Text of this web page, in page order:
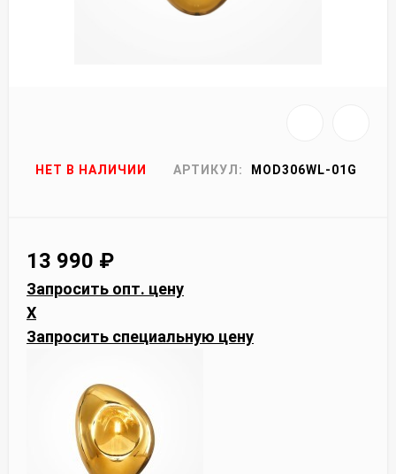
НЕТ В НАЛИЧИИ АРТИКУЛ: MOD306WL-01G
13 990 ₽
Запросить опт. цену
X
Запросить специальную цену